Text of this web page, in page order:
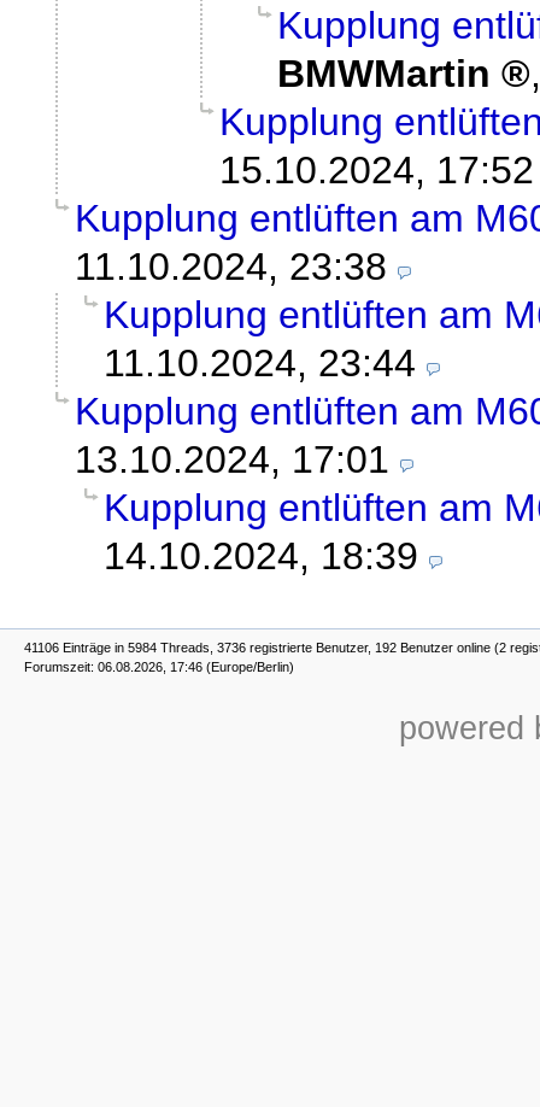
Kupplung
BMWMartin
Kupplung
15.10.2024, 17:52
Kupplung entlüften am
11.10.2024, 23:38
Kupplung entlüften am
11.10.2024, 23:44
Kupplung entlüften am
13.10.2024, 17:01
Kupplung entlüften am
14.10.2024, 18:39
41106 Einträge in 5984 Threads, 3736 registrierte Benutzer, 192 Benutzer online (2
Forumszeit: 06.08.2026, 17:46 (Europe/Berlin)
powered